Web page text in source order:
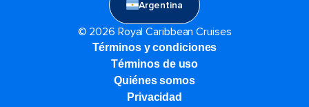
Argentina
© 2026 Royal Caribbean Cruises
Términos y condiciones
Términos de uso
Quiénes somos
Privacidad